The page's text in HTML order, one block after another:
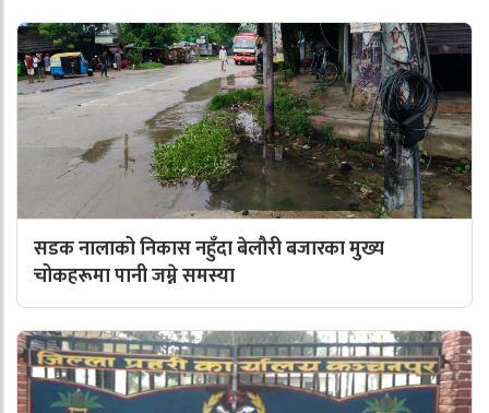
सडक नालाको निकास नहुँदा बेलौरी बजारका मुख्य
चोकहरूमा पानी जम्ने समस्या